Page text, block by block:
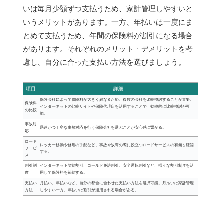
いは毎月少額ずつ支払うため、家計管理しやすいと
いうメリットがあります。一方、年払いは一度にま
とめて支払うため、年間の保険料が割引になる場合
があります。それぞれのメリット・デメリットを考
慮し、自分に合った支払い方法を選びましょう。
項目 詳細
保険料
の比較
保険会社によって保険料が大きく異なるため、複数の会社を比較検討することが重要。
インターネットの比較サイトや保険代理店を活用することで、効率的に比較検討が可
能。
事故対
応
迅速かつ丁寧な事故対応を行う保険会社を選ぶことが安心感に繋がる。
ロード
サービ
ス
レッカー移動や修理の手配など、事故や故障の際に役立つロードサービスの有無を確認
する。
割引制
度
インターネット契約割引、ゴールド免許割引、安全運転割引など、様々な割引制度を活
用して保険料を節約する。
支払い
方法
月払い、年払いなど、自分の都合に合わせた支払い方法を選択可能。月払いは家計管理
しやすい一方、年払いは割引が適用される場合がある。